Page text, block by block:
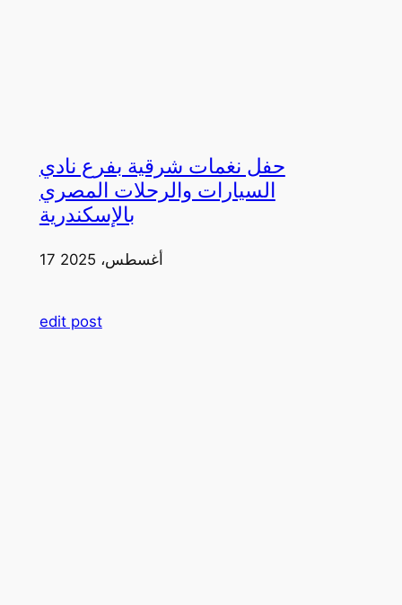
حفل نغمات شرقية بفرع نادي
السيارات والرحلات المصري
بالإسكندرية
17 أغسطس، 2025
edit post